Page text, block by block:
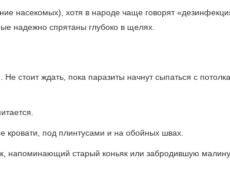
насекомых), хотя в народе чаще говорят
надежно спрятаны глубоко в щелях.
стоит ждать, пока паразиты начнут сыпаться с
кровати, под плинтусами и на обойных швах.
напоминающий старый коньяк или забродившую малину.